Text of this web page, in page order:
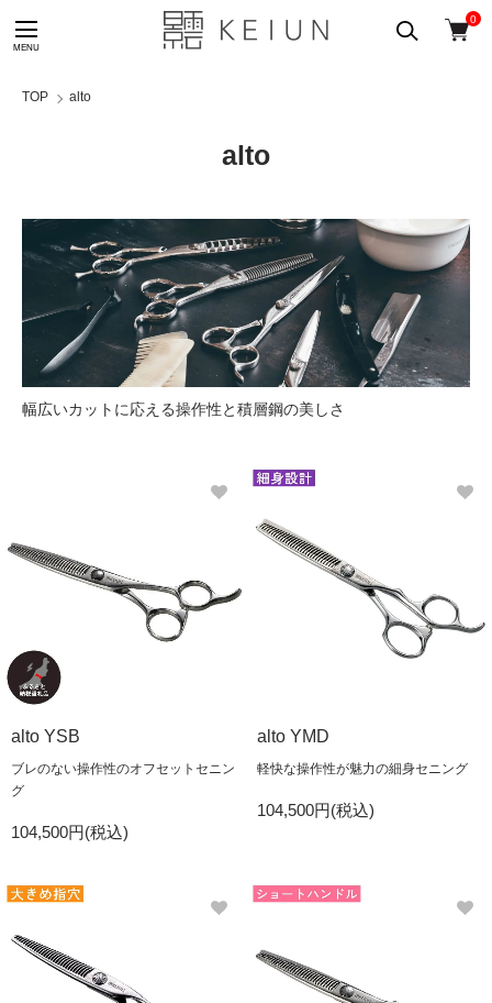
0
TOP alto
alto
幅広いカットに応える操作性と積層鋼の美しさ
alto YSB
ブレのない操作性のオフセットセニン
グ
104,500円(税込)
alto YMD
軽快な操作性が魅力の細身セニング
104,500円(税込)